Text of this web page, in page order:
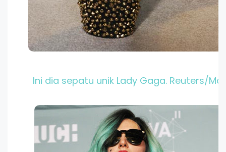
Ini dia sepatu unik Lady Gaga. Reuters/